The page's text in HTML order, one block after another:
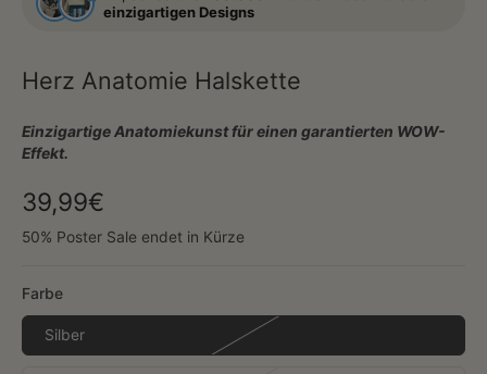
einzigartigen Designs
Herz Anatomie Halskette
Einzigartige Anatomiekunst für einen garantierten WOW-
Effekt.
39,99€
50% Poster Sale endet in Kürze
Farbe
Silber